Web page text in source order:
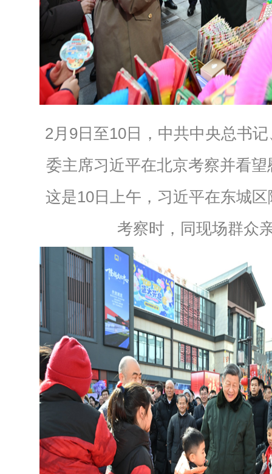
2月9日至10日，中共中央总书
委主席习近平在北京考察并看
这是10日上午，习近平在东城
考察时，同现场群众